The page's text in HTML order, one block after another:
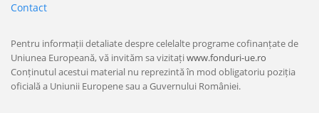
Contact
Pentru informații detaliate despre celelalte programe cofinanțate de
Uniunea Europeană, vă invităm sa vizitațiwww.fonduri-ue.ro
Conținutul acestui material nu reprezintă în mod obligatoriu poziția
oficială a Uniunii Europene sau a Guvernului României.